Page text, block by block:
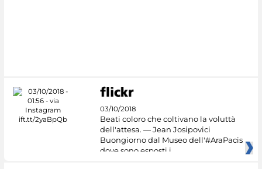
03/10/2018
Beati coloro che coltivano la voluttà
dell'attesa. — Jean Josipovici
Buongiorno dal Museo dell'#AraPacis
dove sono esposti i